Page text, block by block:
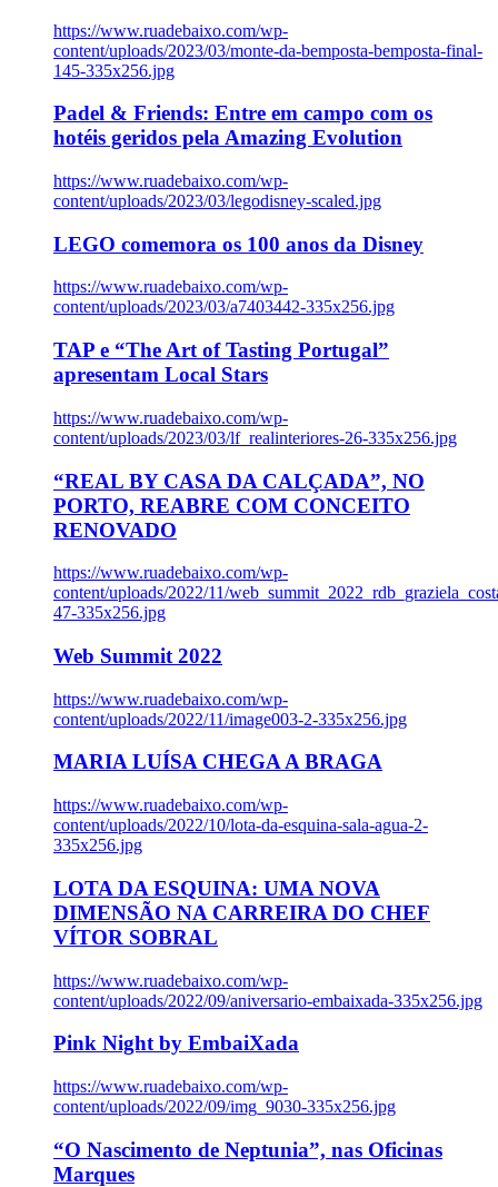
https://www.ruadebaixo.com/wp-
content/uploads/2023/03/monte-da-bemposta-bemposta-final-
145-335x256.jpg
Padel & Friends: Entre em campo com os
hotéis geridos pela Amazing Evolution
https://www.ruadebaixo.com/wp-
content/uploads/2023/03/legodisney-scaled.jpg
LEGO comemora os 100 anos da Disney
https://www.ruadebaixo.com/wp-
content/uploads/2023/03/a7403442-335x256.jpg
TAP e “The Art of Tasting Portugal”
apresentam Local Stars
https://www.ruadebaixo.com/wp-
content/uploads/2023/03/lf_realinteriores-26-335x256.jpg
“REAL BY CASA DA CALÇADA”, NO
PORTO, REABRE COM CONCEITO
RENOVADO
https://www.ruadebaixo.com/wp-
content/uploads/2022/11/
47-335x256.jpg
Web Summit 2022
https://www.ruadebaixo.com/wp-
content/uploads/2022/11/image003-2-335x256.jpg
MARIA LUÍSA CHEGA A BRAGA
https://www.ruadebaixo.com/wp-
content/uploads/2022/10/lota-da-esquina-sala-agua-2-
335x256.jpg
LOTA DA ESQUINA: UMA NOVA
DIMENSÃO NA CARREIRA DO CHEF
VÍTOR SOBRAL
https://www.ruadebaixo.com/wp-
content/uploads/2022/09/aniversario-embaixada-335x256.jpg
Pink Night by EmbaiXada
https://www.ruadebaixo.com/wp-
content/uploads/2022/09/img_9030-335x256.jpg
“O Nascimento de Neptunia”, nas Oficinas
Marques